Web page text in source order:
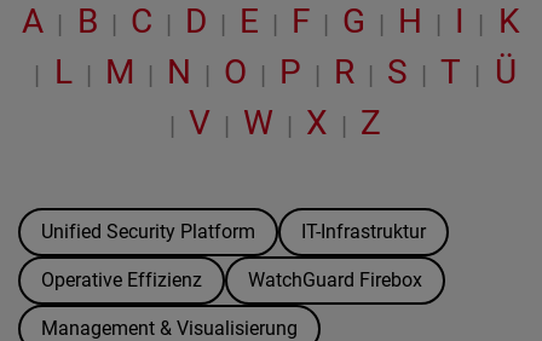
A | B | C | D | E | F | G | H | I | K
| L | M | N | O | P | R | S | T | Ü
| V | W | X | Z
Unified Security Platform IT-Infrastruktur
Operative Effizienz WatchGuard Firebox
Management & Visualisierung